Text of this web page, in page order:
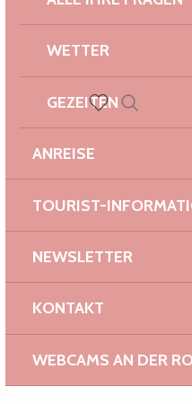
WETTER
GEZEITEN
ANREISE
TOURIST-
NEWSLETTER
KONTAKT
WEBCAMS AN DER
Voir les favoris
Suche
Lantic
Zug hin!